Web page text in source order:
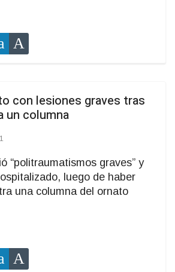
con lesiones graves tras
un columna
“politraumatismos graves” y
luego de haber
una columna del ornato